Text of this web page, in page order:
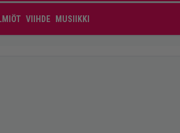
ILMIÖT VIIHDE MUSIIKKI